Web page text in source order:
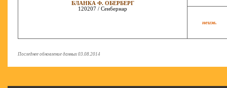
БЛАНКА Ф. ОБЕРБЕРГ
120207 / Сенбернар
неизв.
Последнее обновление данных 03.08.2014